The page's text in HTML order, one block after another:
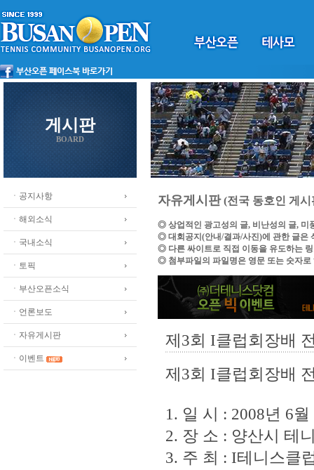
게시판
BOARD
ㆍ공지사항
ㆍ해외소식
ㆍ국내소식
ㆍ토픽
ㆍ부산오픈소식
ㆍ언론보도
ㆍ자유게시판
ㆍ이벤트
자유게시판(전국 동호인 게시
◎ 상업적인 광고성의 글, 비난성의 글, 미
◎ 대회공지(안내/결과/사진)에 관한 글은
◎ 다른 싸이트로 직접 이동을 유도하는
◎ 첨부파일의 파일명은 영문 또는 숫자로
제3회 I클럽회장배
제3회 I클럽회장배
1. 일 시 : 2008년 6
2. 장 소 : 양산시 테
3. 주 최 : I테니스클